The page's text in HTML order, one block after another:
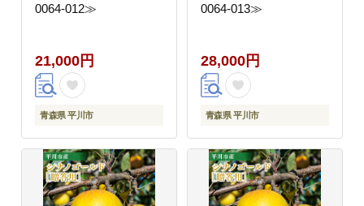
0064-012≫
21,000円
青森県 平川市
0064-013≫
28,000円
青森県 平川市